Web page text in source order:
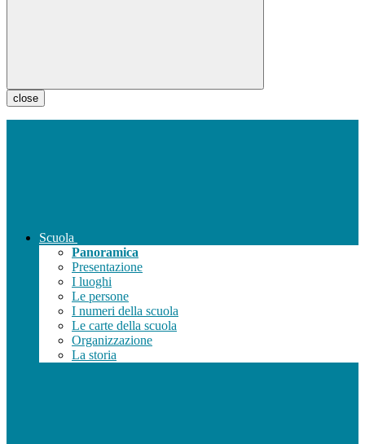
close
Scuola
Panoramica
Presentazione
I luoghi
Le persone
I numeri della scuola
Le carte della scuola
Organizzazione
La storia